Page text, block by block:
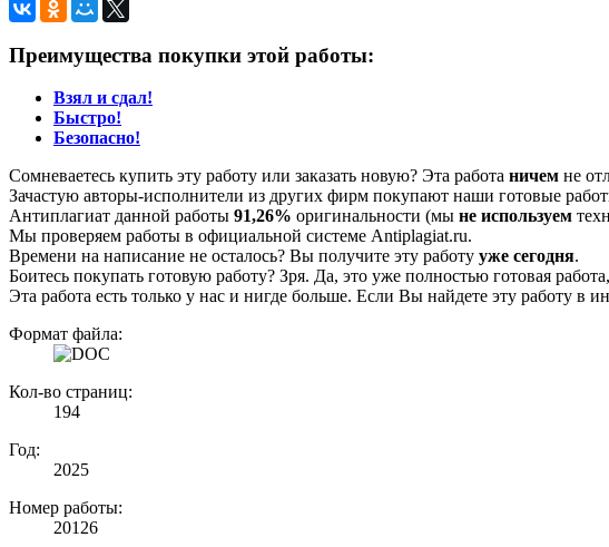
Преимущества покупки этой работы:
Взял и сдал!
Быстро!
Безопасно!
Сомневаетесь купить эту работу или заказать новую? Эта работа ничем не
Зачастую авторы-исполнители из других фирм покупают наши готовые
Антиплагиат данной работы 91,26% оригинальности (мы не используем
Мы проверяем работы в официальной системе Аntiplagiat.ru.
Времени на написание не осталось? Вы получите эту работу уже сегодня.
Боитесь покупать готовую работу? Зря. Да, это уже полностью готовая
Эта работа есть только у нас и нигде больше. Если Вы найдете эту работу в
Формат файла:
Кол-во страниц:
194
Год:
2025
Номер работы:
20126